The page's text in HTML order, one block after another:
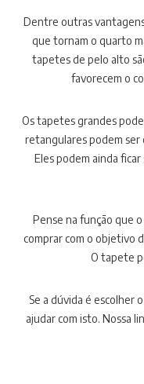
decoração
Dentre outras
que tornam o quarto
tapetes de pelo alto
favorecem o
Os tapetes grandes
retangulares podem ser
Eles podem ainda
Pense na função que
comprar com o objetivo
O tapete
Se a dúvida é escolher
ajudar com isto. Nossa